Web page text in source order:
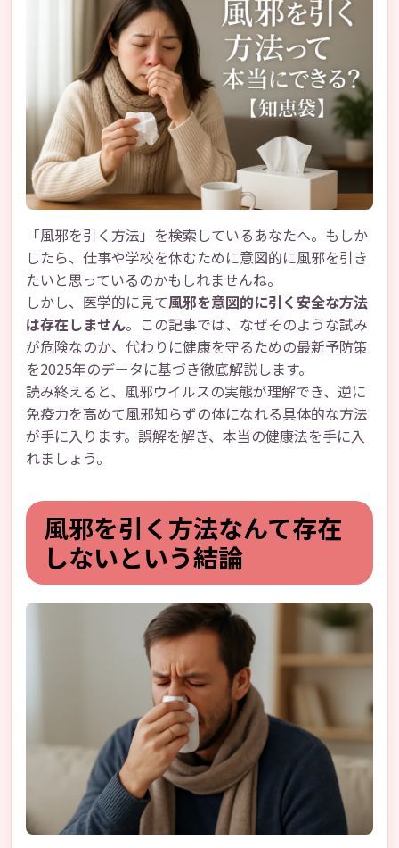
「風邪を引く方法」を検索しているあなたへ。もしか
したら、仕事や学校を休むために意図的に風邪を引き
たいと思っているのかもしれませんね。
しかし、医学的に見て風邪を意図的に引く安全な方法
は存在しません。この記事では、なぜそのような試み
が危険なのか、代わりに健康を守るための最新予防策
を2025年のデータに基づき徹底解説します。
読み終えると、風邪ウイルスの実態が理解でき、逆に
免疫力を高めて風邪知らずの体になれる具体的な方法
が手に入ります。誤解を解き、本当の健康法を手に入
れましょう。
風邪を引く方法なんて存在
しないという結論